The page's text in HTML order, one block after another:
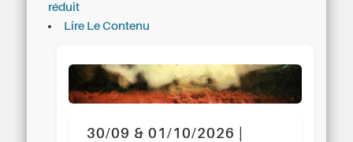
réduit
Lire Le Contenu
30/09 & 01/10/2026 |